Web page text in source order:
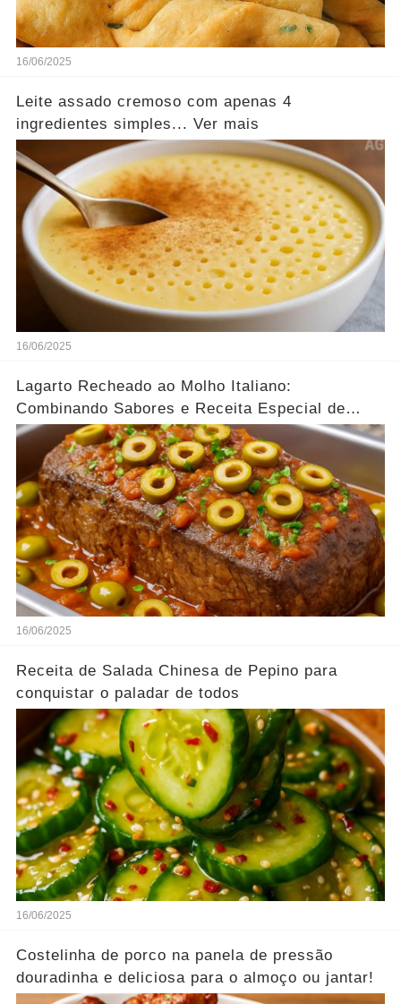
16/06/2025
Leite assado cremoso com apenas 4
ingredientes simples... Ver mais
16/06/2025
Lagarto Recheado ao Molho Italiano:
Combinando Sabores e Receita Especial de
família
16/06/2025
Receita de Salada Chinesa de Pepino para
conquistar o paladar de todos
16/06/2025
Costelinha de porco na panela de pressão
douradinha e deliciosa para o almoço ou jantar!